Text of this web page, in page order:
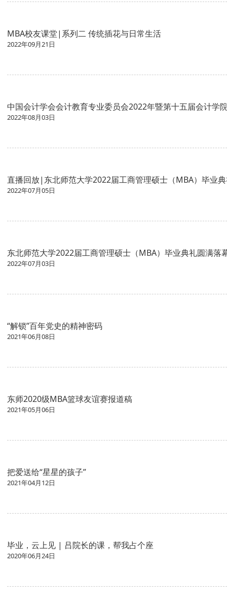
MBA校友课堂|系列二 传统插花与日常生活
2022年09月21日
中国会计学会会计教育专业委员会2022年暨第十五届会计学
2022年08月03日
直播回放|东北师范大学2022届工商管理硕士（MBA）毕业
2022年07月05日
东北师范大学2022届工商管理硕士（MBA）毕业典礼圆满落
2022年07月03日
“解锁”百年党史的精神密码
2021年06月08日
东师2020级MBA篮球友谊赛报道稿
2021年05月06日
把爱送给“星星的孩子”
2021年04月12日
​毕业，云上见 | 吕院长的课，帮我占个座
2020年06月24日